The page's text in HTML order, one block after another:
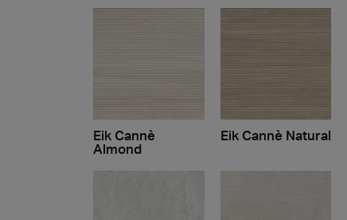
Eik Cannè
Almond
Eik Cannè Natural